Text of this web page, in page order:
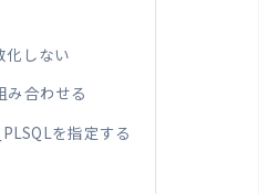
化しない
み合わせる
を指定する